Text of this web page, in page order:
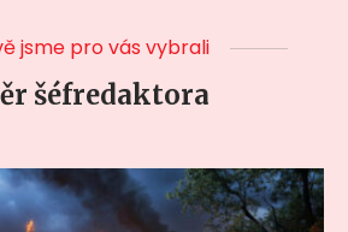
jsme pro vás vybrali
šéfredaktora